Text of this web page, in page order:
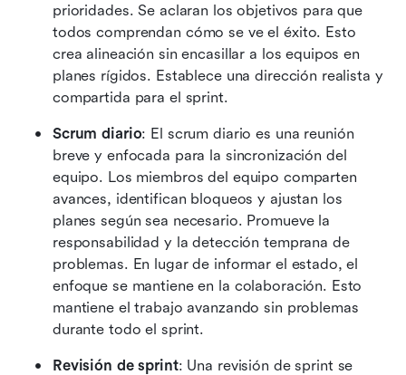
prioridades. Se aclaran los objetivos para que
todos comprendan cómo se ve el éxito. Esto
crea alineación sin encasillar a los equipos en
planes rígidos. Establece una dirección realista y
compartida para el sprint.
Scrum diario: El scrum diario es una reunión
breve y enfocada para la sincronización del
equipo. Los miembros del equipo comparten
avances, identifican bloqueos y ajustan los
planes según sea necesario. Promueve la
responsabilidad y la detección temprana de
problemas. En lugar de informar el estado, el
enfoque se mantiene en la colaboración. Esto
mantiene el trabajo avanzando sin problemas
durante todo el sprint.
Revisión de sprint: Una revisión de sprint se